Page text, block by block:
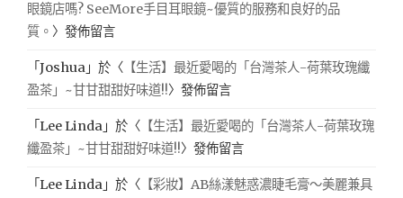
眼鏡店嗎? SeeMore手目耳眼鏡~優質的服務和良好的品
質。 〉發佈留言
「Joshua 」於〈 【生活】最近愛喝的「台灣茶人-荷葉玫瑰纖
盈茶」~甘甘甜甜好味道!!〉發佈留言
「Lee Linda 」於〈 【生活】最近愛喝的「台灣茶人-荷葉玫瑰
纖盈茶」~甘甘甜甜好味道!!〉發佈留言
「Lee Linda 」於〈 【彩妝】AB絲漾魅惑濃睫毛膏～美麗兼具